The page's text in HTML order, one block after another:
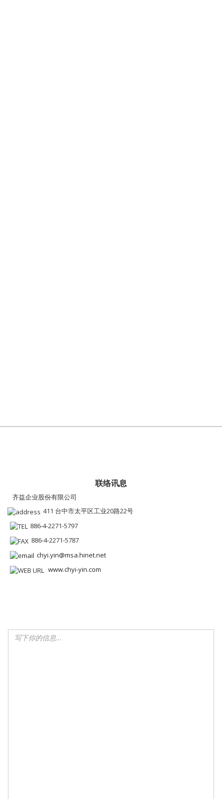
联络讯息
齐益企业股份有限公司
411 台中市太平区工业20路22号
886-4-2271-5797
886-4-2271-5787
chyi.yin@msa.hinet.net
www.chyi-yin.com